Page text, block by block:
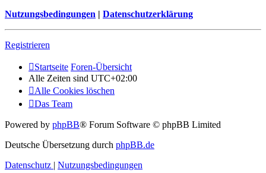
Nutzungsbedingungen | Datenschutzerklärung
Registrieren
Startseite Foren-Übersicht
Alle Zeiten sind UTC+02:00
Alle Cookies löschen
Das Team
Powered by phpBB® Forum Software © phpBB Limited
Deutsche Übersetzung durch phpBB.de
Datenschutz | Nutzungsbedingungen